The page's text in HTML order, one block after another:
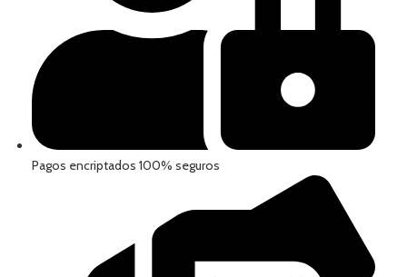
Pagos encriptados 100% seguros